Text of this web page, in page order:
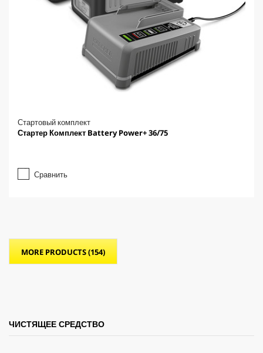
Стартовый комплект
Стартер Комплект Battery Power+ 36/75
Сравнить
MORE PRODUCTS (154)
ЧИСТЯЩЕЕ СРЕДСТВО